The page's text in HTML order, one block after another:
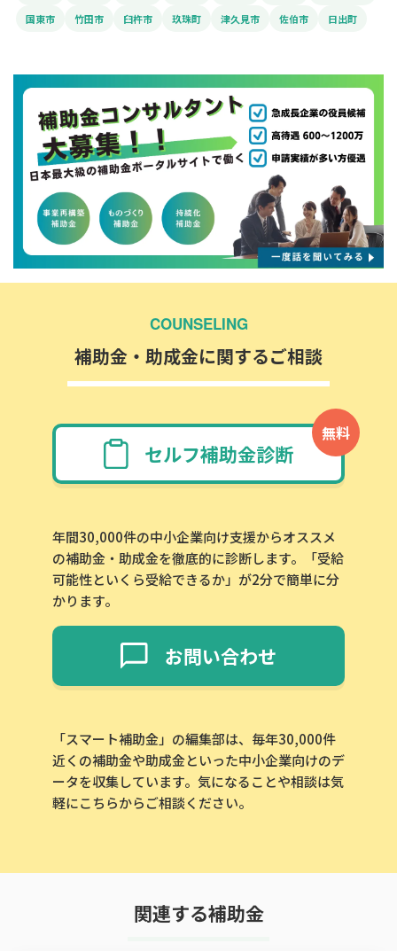
国東市 竹田市 臼杵市 玖珠町 津久見市 佐伯市 日出町
COUNSELING
補助金・助成金に関するご相談
無料
セルフ補助金診断
年間30,000件の中小企業向け支援からオススメ
の補助金・助成金を徹底的に診断します。「受給
可能性といくら受給できるか」が2分で簡単に分
かります。
お問い合わせ
「スマート補助金」の編集部は、毎年30,000件
近くの補助金や助成金といった中小企業向けのデ
ータを収集しています。気になることや相談は気
軽にこちらからご相談ください。
関連する補助金